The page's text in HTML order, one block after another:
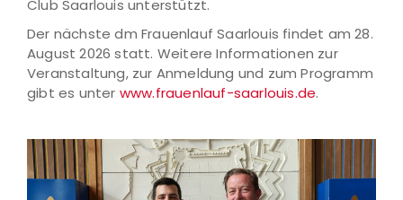
Club Saarlouis unterstützt.
Der nächste dm Frauenlauf Saarlouis findet am 28.
August 2026 statt. Weitere Informationen zur
Veranstaltung, zur Anmeldung und zum Programm
gibt es unter www.frauenlauf-saarlouis.de.